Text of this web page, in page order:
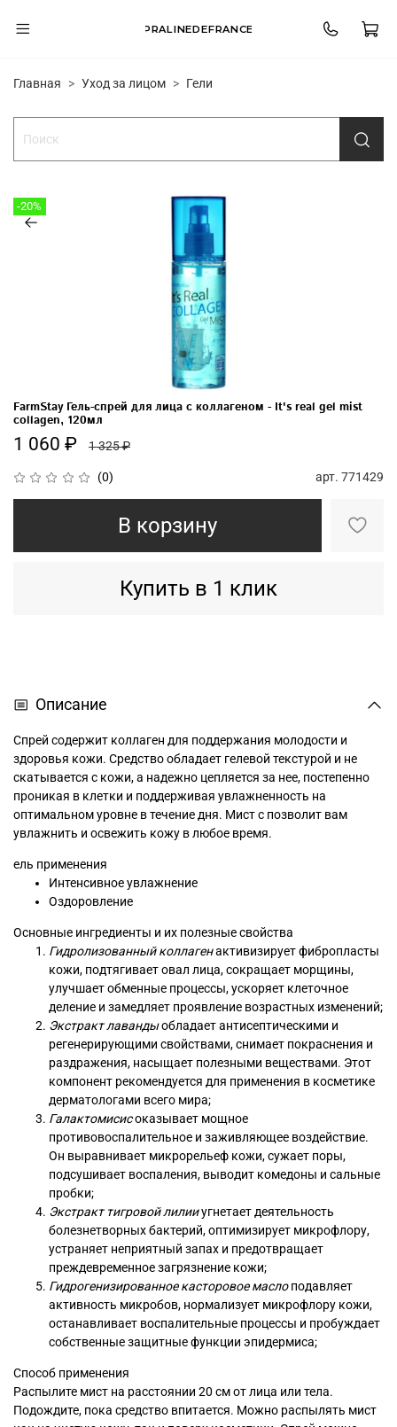
PRALINEDEFRANCE
Главная Уход за лицом Гели
-20%
(0) арт. 771429
FarmStay Гель-спрей для лица с коллагеном - It's real gel mist
collagen, 120мл
1 060 ₽ 1 325 ₽
В корзину
Купить в 1 клик
Описание
Спрей содержит коллаген для поддержания молодости и
здоровья кожи. Средство обладает гелевой текстурой и не
скатывается с кожи, а надежно цепляется за нее, постепенно
проникая в клетки и поддерживая увлажненность на
оптимальном уровне в течение дня. Мист с позволит вам
увлажнить и освежить кожу в любое время.
ель применения
Интенсивное увлажнение
Оздоровление
Основные ингредиенты и их полезные свойства
Гидролизованный коллагенактивизирует фибропласты
кожи, подтягивает овал лица, сокращает морщины,
улучшает обменные процессы, ускоряет клеточное
деление и замедляет проявление возрастных изменений;
Экстракт лавандыобладает антисептическими и
регенерирующими свойствами, снимает покраснения и
раздражения, насыщает полезными веществами. Этот
компонент рекомендуется для применения в косметике
дерматологами всего мира;
Галактомисисоказывает мощное
противовоспалительное и заживляющее воздействие.
Он выравнивает микрорельеф кожи, сужает поры,
подсушивает воспаления, выводит комедоны и сальные
пробки;
Экстракт тигровой лилииугнетает деятельность
болезнетворных бактерий, оптимизирует микрофлору,
устраняет неприятный запах и предотвращает
преждевременное загрязнение кожи;
Гидрогенизированное касторовое маслоподавляет
активность микробов, нормализует микрофлору кожи,
останавливает воспалительные процессы и пробуждает
собственные защитные функции эпидермиса;
Способ применения
Распылите мист на расстоянии 20 см от лица или тела.
Подождите, пока средство впитается. Можно распылять мист